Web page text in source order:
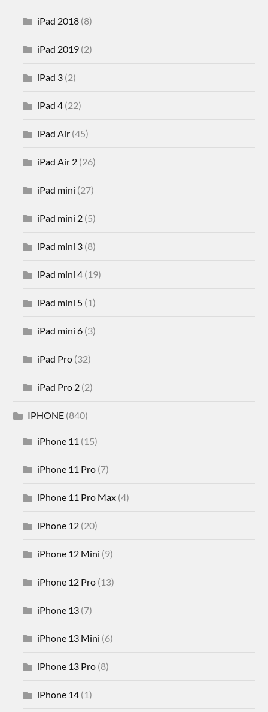
iPad 2018 (8)
iPad 2019 (2)
iPad 3 (2)
iPad 4 (22)
iPad Air (45)
iPad Air 2 (26)
iPad mini (27)
iPad mini 2 (5)
iPad mini 3 (8)
iPad mini 4 (19)
iPad mini 5 (1)
iPad mini 6 (3)
iPad Pro (32)
iPad Pro 2 (2)
IPHONE (840)
iPhone 11 (15)
iPhone 11 Pro (7)
iPhone 11 Pro Max (4)
iPhone 12 (20)
iPhone 12 Mini (9)
iPhone 12 Pro (13)
iPhone 13 (7)
iPhone 13 Mini (6)
iPhone 13 Pro (8)
iPhone 14 (1)